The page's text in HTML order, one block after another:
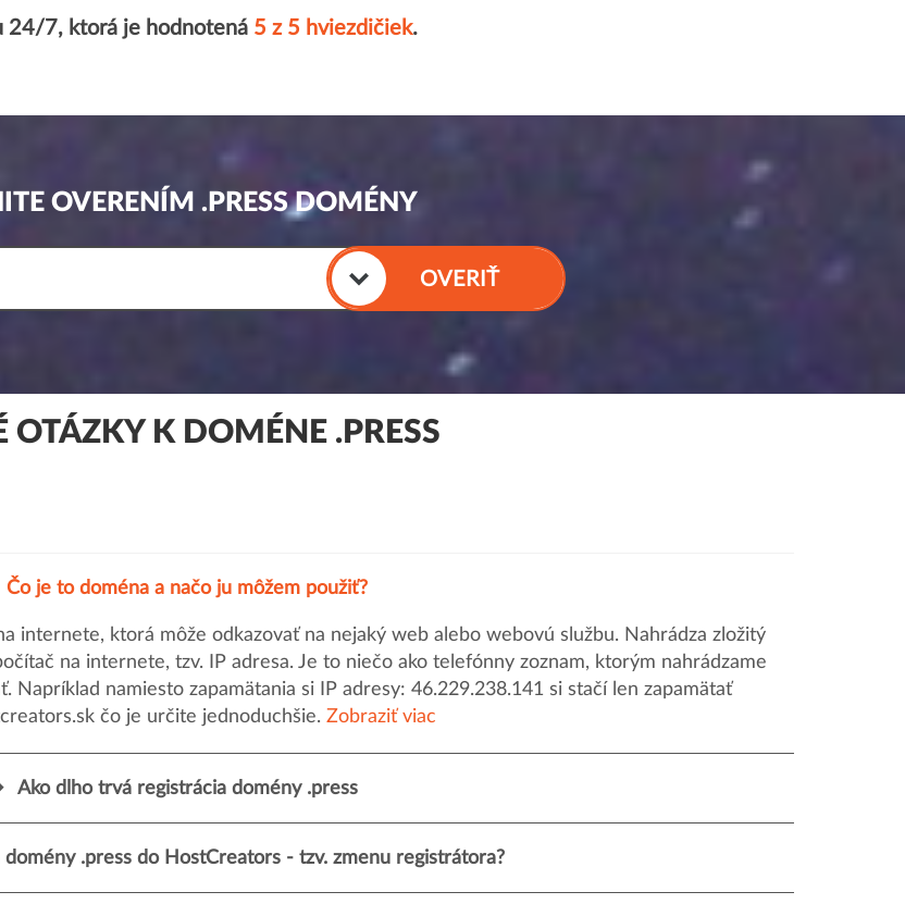
24/7, ktorá je hodnotená 5 z 5 hviezdičiek.
OVERENÍM .PRESS DOMÉNY
OVERIŤ
OTÁZKY K DOMÉNE .PRESS
Čo je to doména a načo ju môžem použiť?
internete, ktorá môže odkazovať na nejaký web alebo webovú službu. Nahrádza zložitý
na internete, tzv. IP adresa. Je to niečo ako telefónny zoznam, ktorým nahrádzame
Napríklad namiesto zapamätania si IP adresy: 46.229.238.141 si stačí len zapamätať
čo je určite jednoduchšie. Zobraziť viac
Ako dlho trvá registrácia domény .press
.press do HostCreators - tzv. zmenu registrátora?